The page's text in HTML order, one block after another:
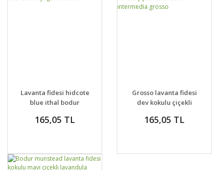
DETAYLAR
VER
Lavanta fidesi hidcote
blue ithal bodur
165,05 TL
DETAYLAR
VER
Grosso lavanta fidesi
dev kokulu çiçekli
intermedia grosso
165,05 TL